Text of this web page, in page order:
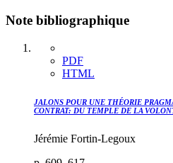
Note bibliographique
PDF
HTML
JALONS POUR UNE THÉORIE
CONTRAT: DU TEMPLE DE LA
Jérémie Fortin-Legoux